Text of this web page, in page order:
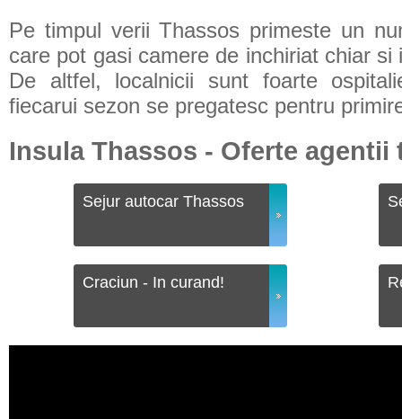
Pe timpul verii Thassos primeste un
care pot gasi camere de inchiriat chiar si
De altfel, localnicii sunt foarte
fiecarui sezon se pregatesc pentru
Insula Thassos - Oferte agentii
Sejur autocar Thassos
Craciun - In curand!